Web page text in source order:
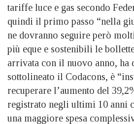
tariffe luce e gas secondo
quindi il primo passo “nella
ne dovranno seguire però
più eque e sostenibili le
arrivata con il nuovo anno, ha
sottolineato il Codacons, è
recuperare l’aumento del
registrato negli ultimi 10 anni
una maggiore spesa